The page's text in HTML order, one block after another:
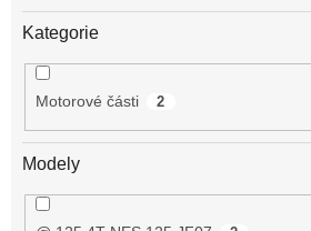
Kategorie
Motorové části 2
Modely